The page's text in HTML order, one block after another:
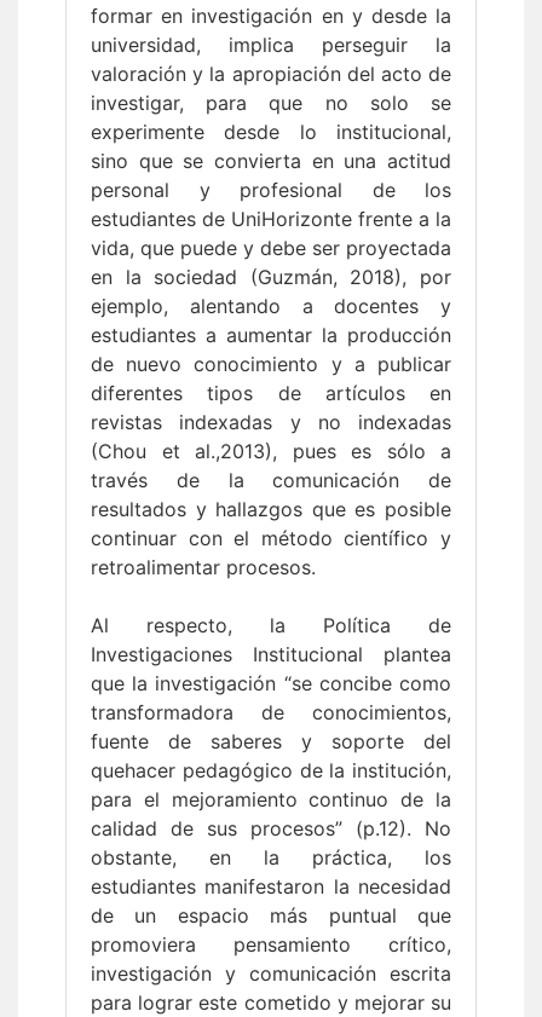
formar en investigación en y desde la
universidad, implica perseguir la
valoración y la apropiación del acto de
investigar, para que no solo se
experimente desde lo institucional,
sino que se convierta en una actitud
personal y profesional de los
estudiantes de UniHorizonte frente a la
vida, que puede y debe ser proyectada
en la sociedad (Guzmán, 2018), por
ejemplo, alentando a docentes y
estudiantes a aumentar la producción
de nuevo conocimiento y a publicar
diferentes tipos de artículos en
revistas indexadas y no indexadas
(Chou et al.,2013), pues es sólo a
través de la comunicación de
resultados y hallazgos que es posible
continuar con el método científico y
retroalimentar procesos.
Al respecto, la Política de
Investigaciones Institucional plantea
que la investigación “se concibe como
transformadora de conocimientos,
fuente de saberes y soporte del
quehacer pedagógico de la institución,
para el mejoramiento continuo de la
calidad de sus procesos” (p.12). No
obstante, en la práctica, los
estudiantes manifestaron la necesidad
de un espacio más puntual que
promoviera pensamiento crítico,
investigación y comunicación escrita
para lograr este cometido y mejorar su